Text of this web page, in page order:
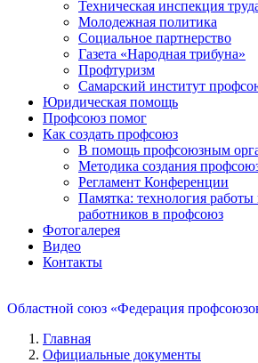
Техническая инспекция
Молодежная политика
Социальное партнерство
Газета «Народная трибуна»
Профтуризм
Самарский институт
Юридическая помощь
Профсоюз помог
Как создать профсоюз
В помощь профсоюзным
Методика создания
Регламент Конференции
Памятка: технология
работников в профсоюз
Фотогалерея
Видео
Контакты
Областной союз «Федерация
Главная
Официальные документы